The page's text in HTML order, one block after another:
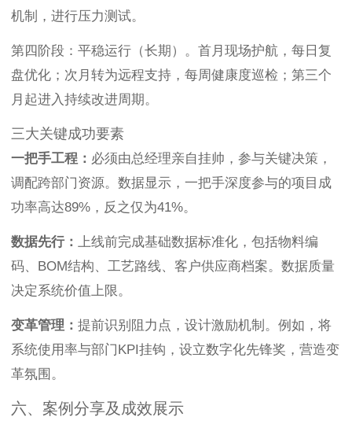
机制，进行压力测试。
第四阶段：平稳运行（长期）。首月现场护航，每日复
盘优化；次月转为远程支持，每周健康度巡检；第三个
月起进入持续改进周期。
三大关键成功要素
一把手工程： 必须由总经理亲自挂帅，参与关键决策，
调配跨部门资源。数据显示，一把手深度参与的项目成
功率高达89%，反之仅为41%。
数据先行： 上线前完成基础数据标准化，包括物料编
码、BOM结构、工艺路线、客户供应商档案。数据质量
决定系统价值上限。
变革管理： 提前识别阻力点，设计激励机制。例如，将
系统使用率与部门KPI挂钩，设立数字化先锋奖，营造变
革氛围。
六、案例分享及成效展示